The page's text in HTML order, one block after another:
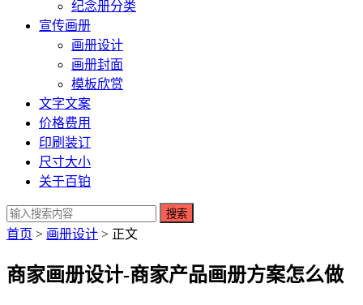
纪念册分类
宣传画册
画册设计
画册封面
模板欣赏
文字文案
价格费用
印刷装订
尺寸大小
关于百铂
搜索
首页 > 画册设计 > 正文
商家画册设计-商家产品画册方案怎么做